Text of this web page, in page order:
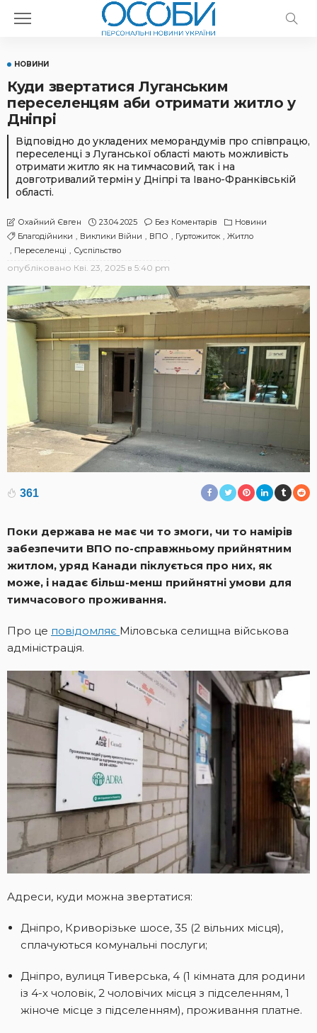
НОВИНИ
Куди звертатися Луганським
переселенцям аби отримати житло у
Дніпрі
Відповідно до укладених меморандумів про співпрацю,
переселенці з Луганської області мають можливість
отримати житло як на тимчасовий, так і на
довготривалий термін у Дніпрі та Івано-Франківській
області.
Охайний Євген 23.04.2025 Без Коментарів
Новини
Благодійники
Виклики Війни ВПО Гуртожиток
Житло
Переселенці
Суспільство
опубліковано Кві. 23, 2025 в 5:40 pm
361
Поки держава не має чи то змоги, чи то намірів
забезпечити ВПО по-справжньому прийнятним
житлом, уряд Канади піклується про них, як
може, і надає більш-менш прийнятні умови для
тимчасового проживання.
Про це повідомляє Міловська селищна військова
адміністрація.
Адреси, куди можна звертатися:
Дніпро, Криворізьке шосе, 35 (2 вільних місця),
сплачуються комунальні послуги;
Дніпро, вулиця Тиверська, 4 (1 кімната для родини
із 4-х чоловік, 2 чоловічих місця з підселенням, 1
жіноче місце з підселенням), проживання платне.